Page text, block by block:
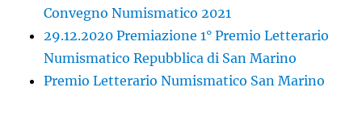
Convegno Numismatico 2021
29.12.2020 Premiazione 1° Premio Letterario
Numismatico Repubblica di San Marino
Premio Letterario Numismatico San Marino